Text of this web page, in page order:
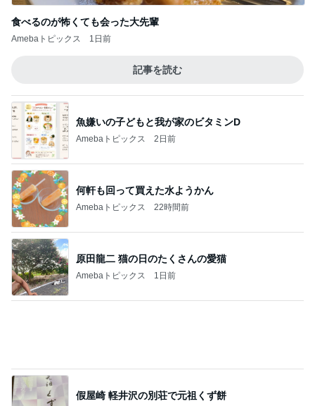
食べるのが怖くても会った大先輩
Amebaトピックス 1日前
記事を読む
魚嫌いの子どもと我が家のビタミンD
Amebaトピックス 2日前
何軒も回って買えた水ようかん
Amebaトピックス 22時間前
原田龍二 猫の日のたくさんの愛猫
Amebaトピックス 1日前
假屋崎 軽井沢の別荘で元祖くず餅